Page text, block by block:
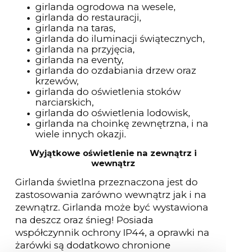
girlanda ogrodowa na wesele,
girlanda do restauracji,
girlanda na taras,
girlanda do iluminacji świątecznych,
girlanda na przyjęcia,
girlanda na eventy,
girlanda do ozdabiania drzew oraz
krzewów,
girlanda do oświetlenia stoków
narciarskich,
girlanda do oświetlenia lodowisk,
girlanda na choinkę zewnętrzna, i na
wiele innych okazji.
Wyjątkowe oświetlenie na zewnątrz i
wewnątrz
Girlanda świetlna przeznaczona jest do
zastosowania zarówno wewnątrz jak i na
zewnątrz. Girlanda może być wystawiona
na deszcz oraz śnieg! Posiada
współczynnik ochrony IP44, a oprawki na
żarówki są dodatkowo chronione